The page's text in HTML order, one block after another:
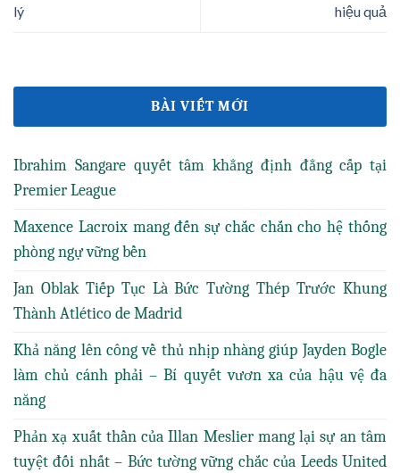
lý
hiệu quả
BÀI VIẾT MỚI
Ibrahim Sangare quyết tâm khẳng định đẳng cấp tại
Premier League
Maxence Lacroix mang đến sự chắc chắn cho hệ thống
phòng ngự vững bền
Jan Oblak Tiếp Tục Là Bức Tường Thép Trước Khung
Thành Atlético de Madrid
Khả năng lên công về thủ nhịp nhàng giúp Jayden Bogle
làm chủ cánh phải – Bí quyết vươn xa của hậu vệ đa
năng
Phản xạ xuất thần của Illan Meslier mang lại sự an tâm
tuyệt đối nhất – Bức tường vững chắc của Leeds United